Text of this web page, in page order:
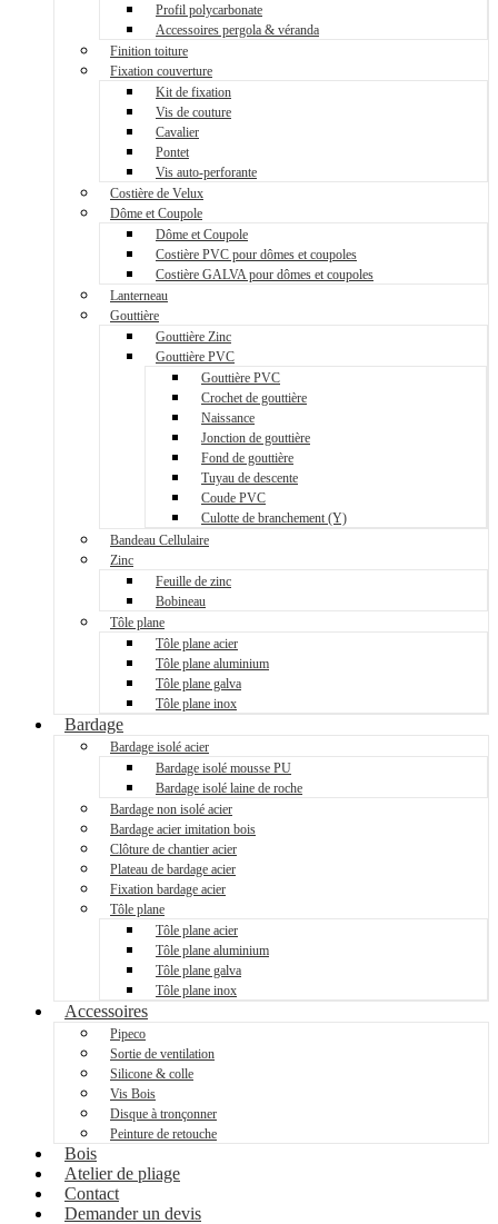
Profil polycarbonate
Accessoires pergola & véranda
Finition toiture
Fixation couverture
Kit de fixation
Vis de couture
Cavalier
Pontet
Vis auto-perforante
Costière de Velux
Dôme et Coupole
Dôme et Coupole
Costière PVC pour dômes et coupoles
Costière GALVA pour dômes et coupoles
Lanterneau
Gouttière
Gouttière Zinc
Gouttière PVC
Gouttière PVC
Crochet de gouttière
Naissance
Jonction de gouttière
Fond de gouttière
Tuyau de descente
Coude PVC
Culotte de branchement (Y)
Bandeau Cellulaire
Zinc
Feuille de zinc
Bobineau
Tôle plane
Tôle plane acier
Tôle plane aluminium
Tôle plane galva
Tôle plane inox
Bardage
Bardage isolé acier
Bardage isolé mousse PU
Bardage isolé laine de roche
Bardage non isolé acier
Bardage acier imitation bois
Clôture de chantier acier
Plateau de bardage acier
Fixation bardage acier
Tôle plane
Tôle plane acier
Tôle plane aluminium
Tôle plane galva
Tôle plane inox
Accessoires
Pipeco
Sortie de ventilation
Silicone & colle
Vis Bois
Disque à tronçonner
Peinture de retouche
Bois
Atelier de pliage
Contact
Demander un devis